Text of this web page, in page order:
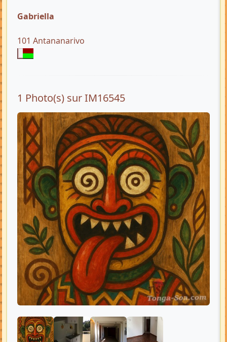
Gabriella
101 Antananarivo
1 Photo(s) sur IM16545